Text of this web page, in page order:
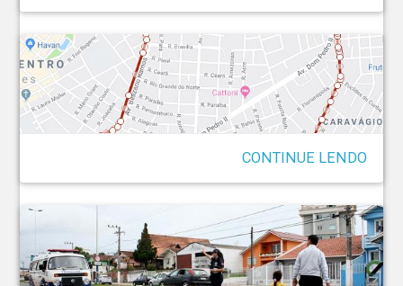
II Correndo do AVC 10KMCONTINUE LENDO